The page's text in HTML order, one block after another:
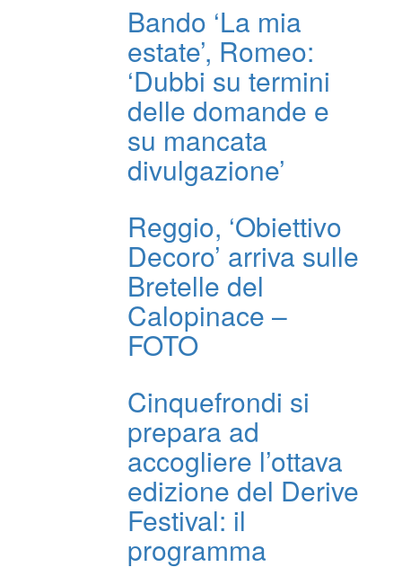
Bando ‘La mia
estate’, Romeo:
‘Dubbi su termini
delle domande e
su mancata
divulgazione’
Reggio, ‘Obiettivo
Decoro’ arriva sulle
Bretelle del
Calopinace –
FOTO
Cinquefrondi si
prepara ad
accogliere l’ottava
edizione del Derive
Festival: il
programma